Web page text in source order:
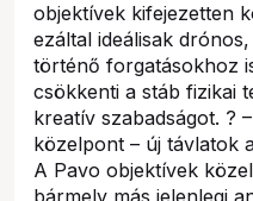
objektívek kifejezetten
ezáltal ideálisak
történő forgatásokhoz
csökkenti a stáb fizikai
kreatív szabadságot. ?
közelpont – új távlatok
A Pavo objektívek
bármely más jelenlegi